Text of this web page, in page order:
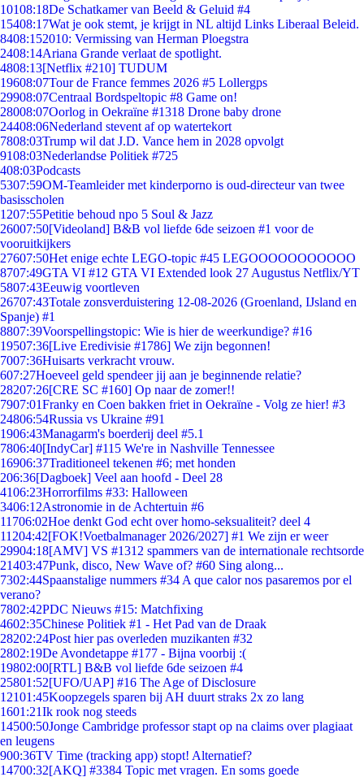
10108:18De Schatkamer van Beeld & Geluid #4
15408:17Wat je ook stemt, je krijgt in NL altijd Links Liberaal Beleid.
8408:152010: Vermissing van Herman Ploegstra
2408:14Ariana Grande verlaat de spotlight.
4808:13[Netflix #210] TUDUM
19608:07Tour de France femmes 2026 #5 Lollergps
29908:07Centraal Bordspeltopic #8 Game on!
28008:07Oorlog in Oekraïne #1318 Drone baby drone
24408:06Nederland stevent af op watertekort
7808:03Trump wil dat J.D. Vance hem in 2028 opvolgt
9108:03Nederlandse Politiek #725
408:03Podcasts
5307:59OM-Teamleider met kinderporno is oud-directeur van twee
basisscholen
1207:55Petitie behoud npo 5 Soul & Jazz
26007:50[Videoland] B&B vol liefde 6de seizoen #1 voor de
vooruitkijkers
27607:50Het enige echte LEGO-topic #45 LEGOOOOOOOOOOO
8707:49GTA VI #12 GTA VI Extended look 27 Augustus Netflix/YT
5807:43Eeuwig voortleven
26707:43Totale zonsverduistering 12-08-2026 (Groenland, IJsland en
Spanje) #1
8807:39Voorspellingstopic: Wie is hier de weerkundige? #16
19507:36[Live Eredivisie #1786] We zijn begonnen!
7007:36Huisarts verkracht vrouw.
607:27Hoeveel geld spendeer jij aan je beginnende relatie?
28207:26[CRE SC #160] Op naar de zomer!!
7907:01Franky en Coen bakken friet in Oekraïne - Volg ze hier! #3
24806:54Russia vs Ukraine #91
1906:43Managarm's boerderij deel #5.1
7806:40[IndyCar] #115 We're in Nashville Tennessee
16906:37Traditioneel tekenen #6; met honden
206:36[Dagboek] Veel aan hoofd - Deel 28
4106:23Horrorfilms #33: Halloween
3406:12Astronomie in de Achtertuin #6
11706:02Hoe denkt God echt over homo-seksualiteit? deel 4
11204:42[FOK!Voetbalmanager 2026/2027] #1 We zijn er weer
29904:18[AMV] VS #1312 spammers van de internationale rechtsorde
21403:47Punk, disco, New Wave of? #60 Sing along...
7302:44Spaanstalige nummers #34 A que calor nos pasaremos por el
verano?
7802:42PDC Nieuws #15: Matchfixing
4602:35Chinese Politiek #1 - Het Pad van de Draak
28202:24Post hier pas overleden muzikanten #32
2802:19De Avondetappe #177 - Bijna voorbij :(
19802:00[RTL] B&B vol liefde 6de seizoen #4
25801:52[UFO/UAP] #16 The Age of Disclosure
12101:45Koopzegels sparen bij AH duurt straks 2x zo lang
1601:21Ik rook nog steeds
14500:50Jonge Cambridge professor stapt op na claims over plagiaat
en leugens
900:36TV Time (tracking app) stopt! Alternatief?
14700:32[AKQ] #3384 Topic met vragen. En soms goede